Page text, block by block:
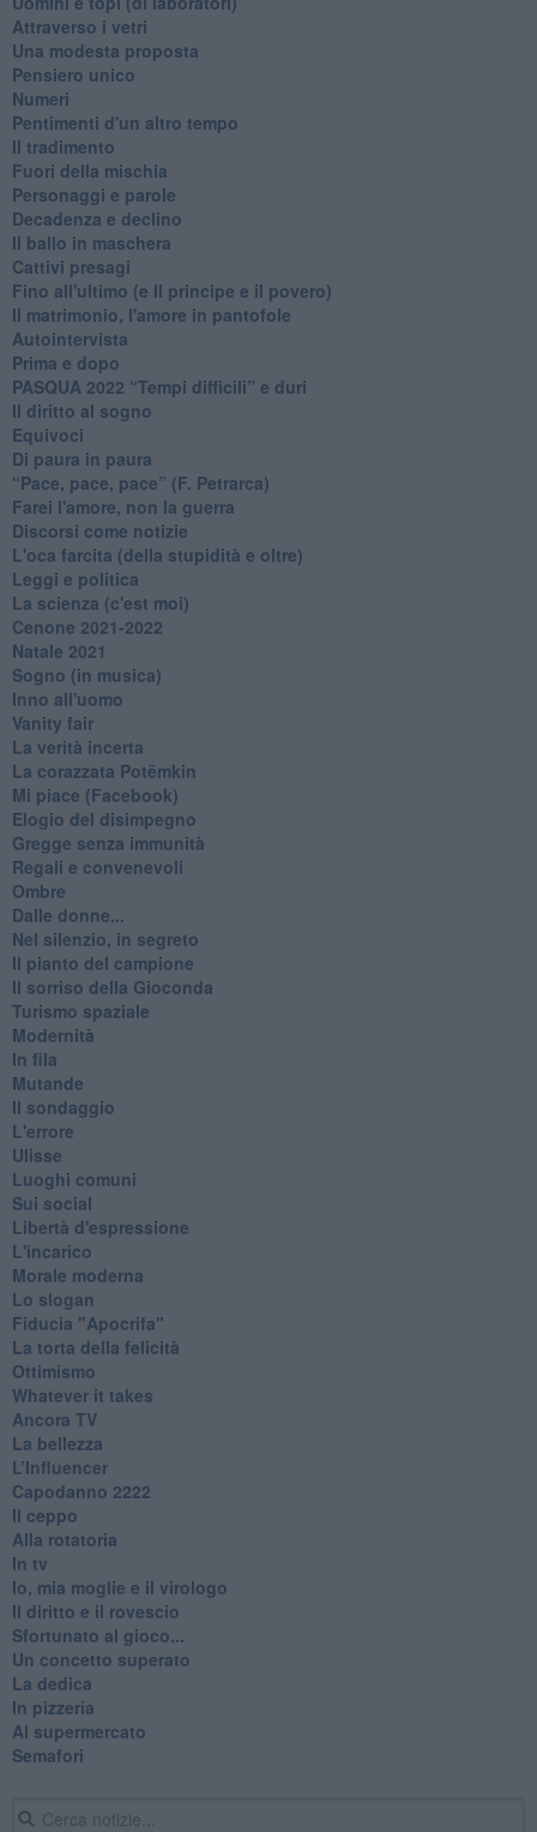
Attraverso i vetri
Una modesta proposta
Pensiero unico
Numeri
Pentimenti d'un altro tempo
Il tradimento
Fuori della mischia
Personaggi e parole
Decadenza e declino
Il ballo in maschera
Cattivi presagi
Fino all'ultimo (e Il principe e il povero)
Il matrimonio, l'amore in pantofole
Autointervista
Prima e dopo
​PASQUA 2022 “Tempi difficili” e duri
Il diritto al sogno
Equivoci
Di paura in paura
​“Pace, pace, pace” (F. Petrarca)
Farei l'amore, non la guerra
Discorsi come notizie
L'oca farcita (della stupidità e oltre)
Leggi e politica
La scienza (c'est moi)
Cenone 2021-2022
Natale 2021
Sogno (in musica)
Inno all'uomo
Vanity fair
La verità incerta
La corazzata Potëmkin
Mi piace (Facebook)
Elogio del disimpegno
Gregge senza immunità
Regali e convenevoli
Ombre
Dalle donne...
Nel silenzio, in segreto
Il pianto del campione
Il sorriso della Gioconda
Turismo spaziale
Modernità
In fila
Mutande
Il sondaggio
L'errore
Ulisse
Luoghi comuni
Sui social
Libertà d'espressione
L'incarico
Morale moderna
Lo slogan
Fiducia "Apocrifa"
La torta della felicità
Ottimismo
Whatever it takes
Ancora TV
La bellezza
L’Influencer
​Capodanno 2222
Il ceppo
Alla rotatoria
In tv
Io, mia moglie e il virologo
Il diritto e il rovescio
Sfortunato al gioco...
Un concetto superato
La dedica
In pizzeria
Al supermercato
Semafori